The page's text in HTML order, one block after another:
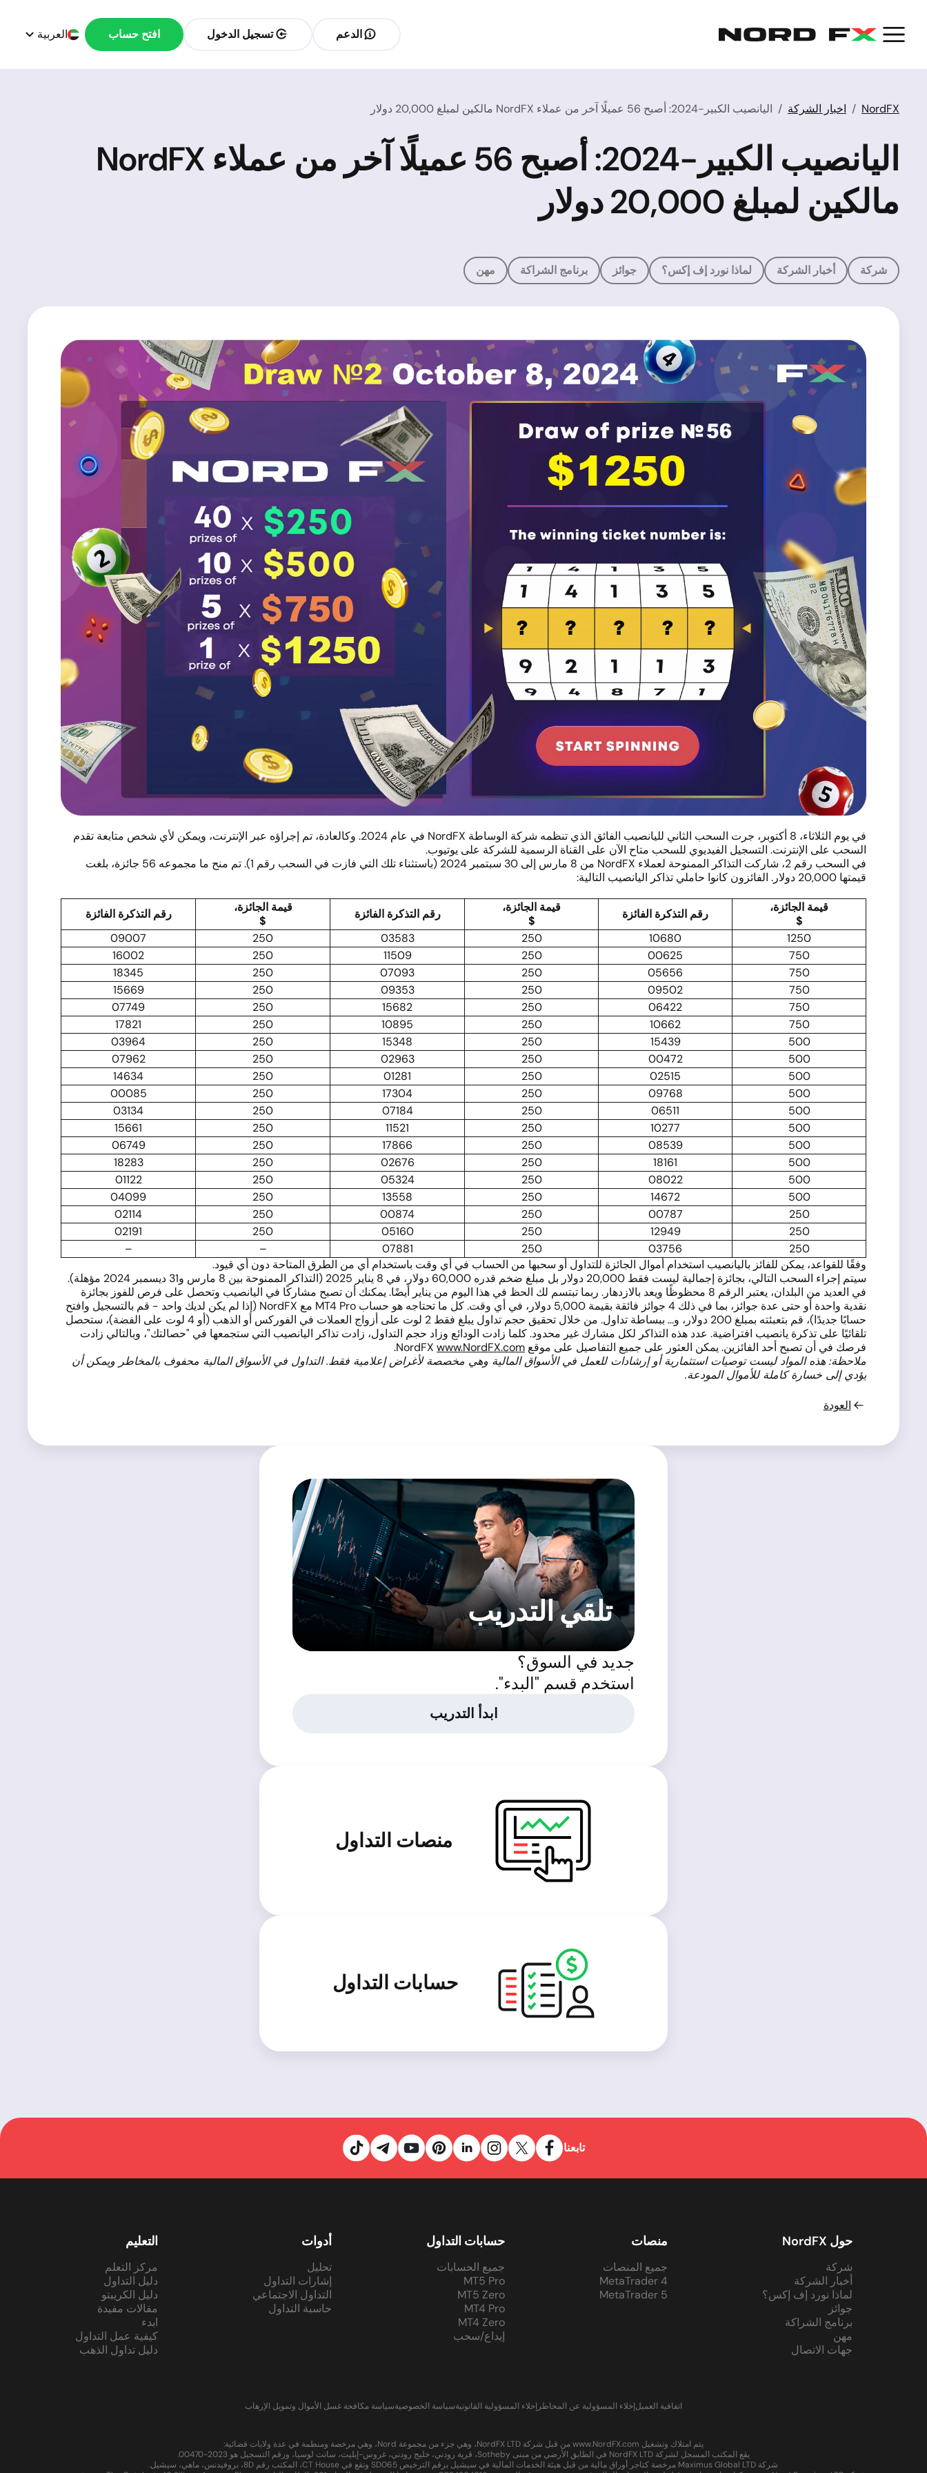
الدعم تسجيل الدخول افتح حساب العربية
NordFX اخبار الشركة اليانصيب الكبير-2024: أصبح 56 عميلًا آخر من عملاء NordFX مالكين لمبلغ 20,000 دولار
اليانصيب الكبير-2024: أصبح 56 عميلًا آخر من عملاء NordFX
مالكين لمبلغ 20,000 دولار
شركة أخبار الشركة لماذا نورد إف إكس؟ جوائز برنامج الشراكة مهن
في يوم الثلاثاء، 8 أكتوبر، جرت السحب الثاني لليانصيب الفائق الذي تنظمه شركة الوساطة NordFX في عام 2024. وكالعادة، تم إجراؤه عبر الإنترنت، ويمكن لأي شخص متابعة تقدم
السحب على الإنترنت. التسجيل الفيديوي للسحب متاح الآن على القناة الرسمية للشركة على يوتيوب.
في السحب رقم 2، شاركت التذاكر الممنوحة لعملاء NordFX من 8 مارس إلى 30 سبتمبر 2024 (باستثناء تلك التي فازت في السحب رقم 1). تم منح ما مجموعه 56 جائزة، بلغت
قيمتها 20,000 دولار. الفائزون كانوا حاملي تذاكر اليانصيب التالية:
قيمة الجائزة،
$
رقم التذكرة الفائزة
قيمة الجائزة،
$
رقم التذكرة الفائزة
قيمة الجائزة،
$
رقم التذكرة الفائزة
1250
10680
250
03583
250
09007
750
00625
250
11509
250
16002
750
05656
250
07093
250
18345
750
09502
250
09353
250
15669
750
06422
250
15682
250
07749
750
10662
250
10895
250
17821
500
15439
250
15348
250
03964
500
00472
250
02963
250
07962
500
02515
250
01281
250
14634
500
09768
250
17304
250
00085
500
06511
250
07184
250
03134
500
10277
250
11521
250
15661
500
08539
250
17866
250
06749
500
18161
250
02676
250
18283
500
08022
250
05324
250
01122
500
14672
250
13558
250
04099
250
00787
250
00874
250
02114
250
12949
250
05160
250
02191
250
03756
250
07881
–
–
وفقًا للقواعد، يمكن للفائز باليانصيب استخدام أموال الجائزة للتداول أو سحبها من الحساب في أي وقت باستخدام أي من الطرق المتاحة دون أي قيود.
سيتم إجراء السحب التالي، بجائزة إجمالية ليست فقط 20,000 دولار بل مبلغ ضخم قدره 60,000 دولار، في 8 يناير 2025 (التذاكر الممنوحة بين 8 مارس و31 ديسمبر 2024 مؤهلة).
في العديد من البلدان، يعتبر الرقم 8 محظوظًا ويعد بالازدهار. ربما تبتسم لك الحظ في هذا اليوم من يناير أيضًا. يمكنك أن تصبح مشاركًا في اليانصيب وتحصل على فرص للفوز بجائزة
نقدية واحدة أو حتى عدة جوائز، بما في ذلك 4 جوائز فائقة بقيمة 5,000 دولار، في أي وقت. كل ما تحتاجه هو حساب MT4 Pro مع NordFX (إذا لم يكن لديك واحد - قم بالتسجيل وافتح
حسابًا جديدًا)، قم بتعبئته بمبلغ 200 دولار، و... ببساطة تداول. من خلال تحقيق حجم تداول يبلغ فقط 2 لوت على أزواج العملات في الفوركس أو الذهب (أو 4 لوت على الفضة)، ستحصل
تلقائيًا على تذكرة يانصيب افتراضية. عدد هذه التذاكر لكل مشارك غير محدود. كلما زادت الودائع وزاد حجم التداول، زادت تذاكر اليانصيب التي ستجمعها في "حصالتك"، وبالتالي زادت
فرصك في أن تصبح أحد الفائزين. يمكن العثور على جميع التفاصيل على موقع NordFX www.NordFX.com
.
ملاحظة: هذه المواد ليست توصيات استثمارية أو إرشادات للعمل في الأسواق المالية وهي مخصصة لأغراض إعلامية فقط. التداول في الأسواق المالية محفوف بالمخاطر ويمكن أن
يؤدي إلى خسارة كاملة للأموال المودعة.
العودة
تلقي التدريب
جديد في السوق؟
استخدم قسم "البدء".
ابدأ التدريب
منصات التداول
حسابات التداول
تابعنا
حول NordFX
شركة
أخبار الشركة
لماذا نورد إف إكس؟
جوائز
برنامج الشراكة
مهن
جهات الاتصال
منصات
جميع المنصات
MetaTrader 4
MetaTrader 5
حسابات التداول
جميع الحسابات
MT5 Pro
MT5 Zero
MT4 Pro
MT4 Zero
إيداع/سحب
أدوات
تحليل
إشارات التداول
التداول الاجتماعي
حاسبة التداول
التعليم
مركز التعلم
دليل التداول
دليل الكريبتو
مقالات مفيدة
ابدء
كيفية عمل التداول
دليل تداول الذهب
اتفاقية العميلإخلاء المسؤولية عن المخاطر إخلاء المسؤولية القانونيةسياسة الخصوصيةسياسة مكافحة غسل الأموال وتمويل الإرهاب
يتم امتلاك وتشغيل www.NordFX.com من قبل شركة NordFX LTD، وهي جزء من مجموعة Nord، وهي مرخصة ومنظمة في عدة ولايات قضائية:
يقع المكتب المسجل لشركة NordFX LTD في الطابق الأرضي من مبنى Sotheby، قرية رودني، خليج رودني، غروس-إيليت، سانت لوسيا، ورقم التسجيل هو 2023-00470.
شركة Maximus Global LTD مرخصة كتاجر أوراق مالية من قبل هيئة الخدمات المالية في سيشيل برقم الترخيص SD065 وتقع في CT House، المكتب رقم 8D، بروفيدنس، ماهي، سيشيل.